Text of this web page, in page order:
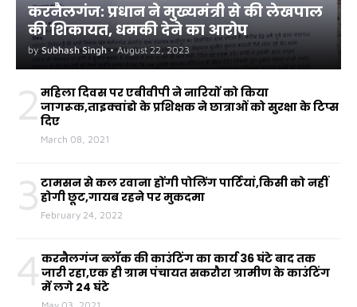
करनैलगंज: प्रधान ने मुख्यमंत्री से की लेखपाल
की शिकायत, धमकी देने का आरोप
by Subhash Singh • August 22, 2023
2 महिला दिवस पर एबीवीपी ने नारियों को किया
जागरूक,ताइक्वांडो के प्रशिक्षक ने छात्राओं को सुरक्षा के टिप्स
दिए
March 08, 2021
3 टामसन से कल रवाना होंगी पोलिंग पार्टियां,किसी को नहीं
होगी छूट,गायब रहने पर मुकदमा
February 24, 2022
4 करनैलगंज ब्लॉक की काउंटिंग का कार्य 36 घंटे बाद तक
जारी रहा,एक ही ग्राम पंचायत सकरौरा ग्रामीण के काउंटिंग
में लगे 24 घंटे
May 03, 2021